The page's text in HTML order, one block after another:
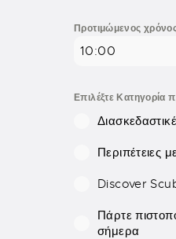
S
A
E
Προτιμώμενος
10:00
Επιλέξτε Κατηγορία
Περιπέτειες
Discover
Πάρτε
σήμερα